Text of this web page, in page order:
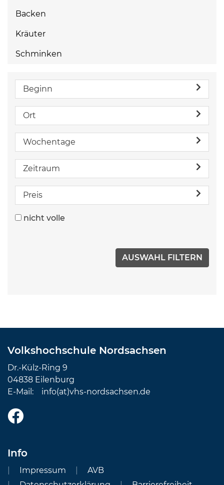
Backen
Kräuter
Schminken
Beginn
Ort
Wochentage
Zeitraum
Preis
nicht volle
Volkshochschule Nordsachsen
Dr.-Külz-Ring 9
04838 Eilenburg
E-Mail: info(at)vhs-nordsachsen.de
Info
Impressum
AVB